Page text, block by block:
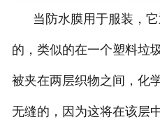
当防水膜用于服装，它
的，类似的在一个塑料垃
被夹在两层织物之间，化
无缝的，因为这将在该层